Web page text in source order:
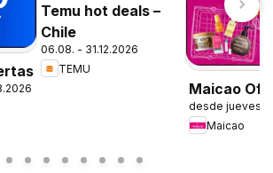
Temu hot deals –
Chile
06.08. - 31.12.2026
TEMU
Maicao
desde jueves
Maicao